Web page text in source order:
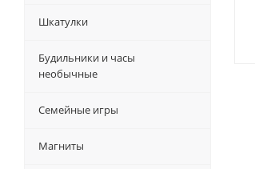
Шкатулки
Будильники и часы
необычные
Семейные игры
Магниты